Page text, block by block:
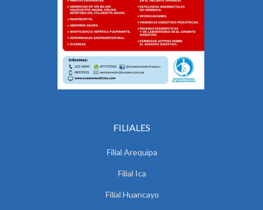
FILIALES
Filial Arequipa
Filial Ica
Filial Huancayo